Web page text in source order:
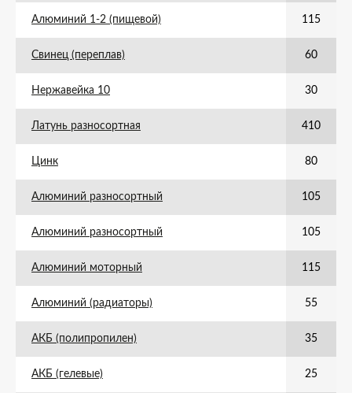
Алюминий 1-2 (пищевой) 115
Свинец (переплав) 60
Нержавейка 10 30
Латунь разносортная 410
Цинк 80
Алюминий разносортный 105
Алюминий разносортный 105
Алюминий моторный 115
Алюминий (радиаторы) 55
АКБ (полипропилен) 35
АКБ (гелевые) 25